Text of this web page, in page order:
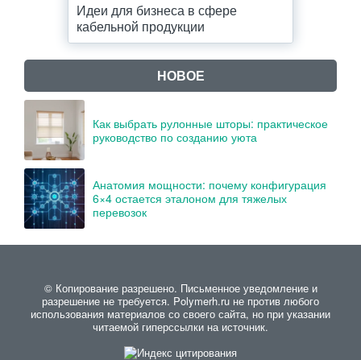
Идеи для бизнеса в сфере
кабельной продукции
НОВОЕ
Как выбрать рулонные шторы: практическое
руководство по созданию уюта
Анатомия мощности: почему конфигурация
6×4 остается эталоном для тяжелых
перевозок
© Копирование разрешено. Письменное уведомление и
разрешение не требуется. Polymerh.ru не против любого
использования материалов со своего сайта, но при указании
читаемой гиперссылки на источник.